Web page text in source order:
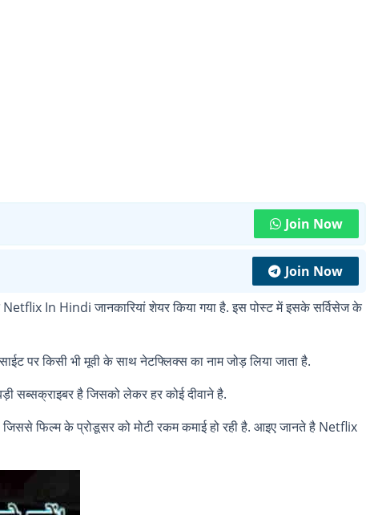
Join Now
Join Now
In Hindi जानकारियां शेयर किया गया है. इस पोस्ट में इसके सर्विसेज के
किसी भी मूवी के साथ नेटफ्लिक्स का नाम जोड़ लिया जाता है.
सब्सक्राइबर है जिसको लेकर हर कोई दीवाने है.
फिल्म के प्रोडूसर को मोटी रकम कमाई हो रही है. आइए जानते है Netflix